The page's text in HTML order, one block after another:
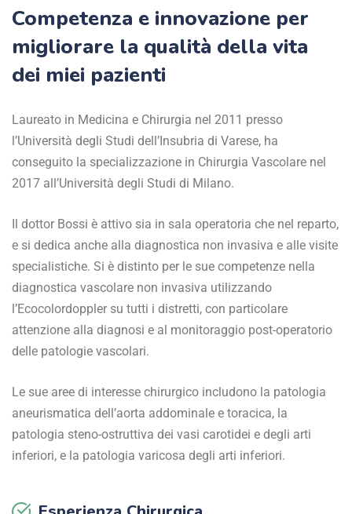
Competenza e innovazione per
migliorare la qualità della vita
dei miei pazienti
Laureato in Medicina e Chirurgia nel 2011 presso
l’Università degli Studi dell’Insubria di Varese, ha
conseguito la specializzazione in Chirurgia Vascolare nel
2017 all’Università degli Studi di Milano.
Il dottor Bossi è attivo sia in sala operatoria che nel reparto,
e si dedica anche alla diagnostica non invasiva e alle visite
specialistiche. Si è distinto per le sue competenze nella
diagnostica vascolare non invasiva utilizzando
l’Ecocolordoppler su tutti i distretti, con particolare
attenzione alla diagnosi e al monitoraggio post-operatorio
delle patologie vascolari.
Le sue aree di interesse chirurgico includono la patologia
aneurismatica dell’aorta addominale e toracica, la
patologia steno-ostruttiva dei vasi carotidei e degli arti
inferiori, e la patologia varicosa degli arti inferiori.